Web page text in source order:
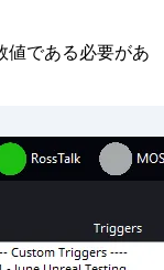
値である必要があ